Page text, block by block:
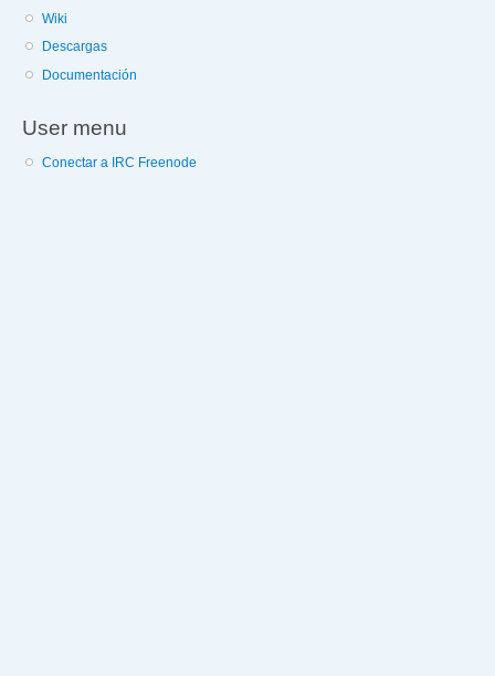
Wiki
Descargas
Documentación
User menu
Conectar a IRC Freenode